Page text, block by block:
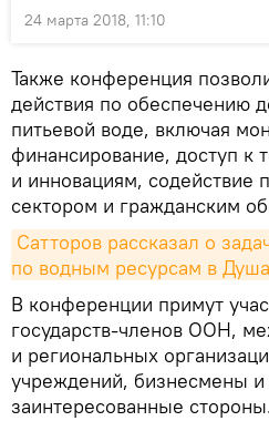
24 марта 2018, 11:10
Также конференция
действия по обеспечению
питьевой воде, включая
финансирование, доступ к
и инновациям, содействие
сектором и гражданским
Сатторов рассказал о
по водным ресурсам в
В конференции примут
государств-членов ООН,
и региональных
учреждений, бизнесмены и
заинтересованные